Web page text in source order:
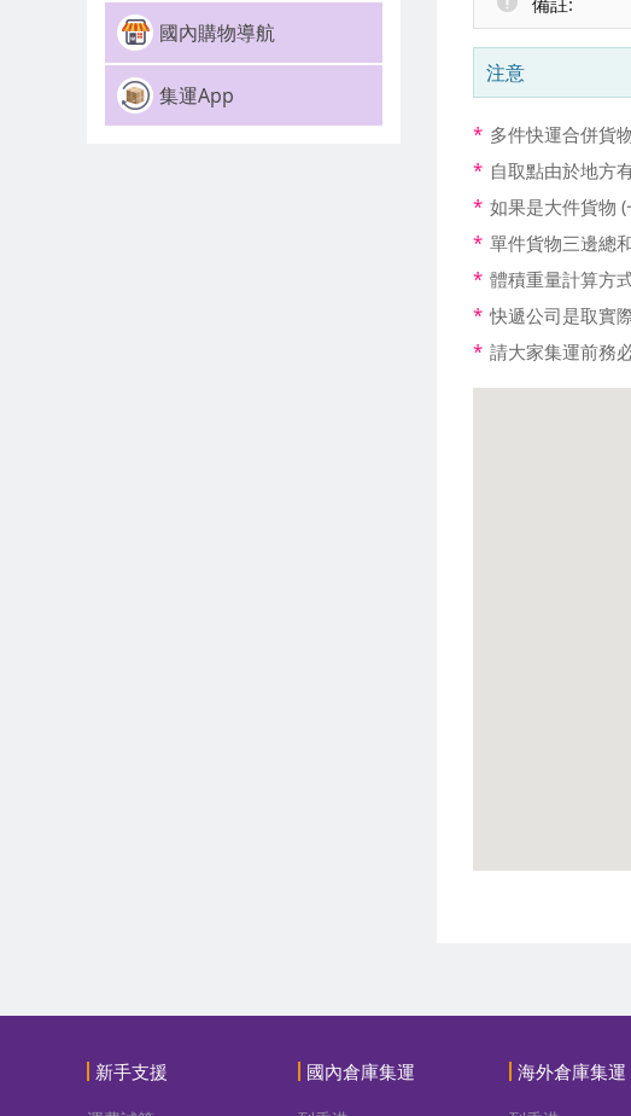
國內購物導航
集運App
注意
* 多件快運合併貨
* 自取點由於地方
* 如果是大件貨物
* 單件貨物三邊總
* 體積重量計算方
* 快遞公司是取實
* 請大家集運前務
新手支援 國內倉庫集運 海外倉庫集運